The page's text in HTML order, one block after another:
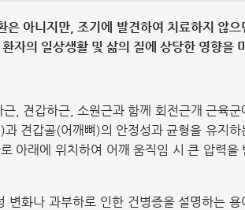
은 아니지만, 조기에 발견하여 치료하지 않
자의 일상생활 및 삶의 질에 상당한 영향을
, 견갑하근, 소원근과 함께 회전근개 근육
견갑골(어깨뼈)의 안정성과 균형을 유지
아래에 위치하여 어깨 움직임 시 큰 압력을
변화나 과부하로 인한 건병증을 설명하는